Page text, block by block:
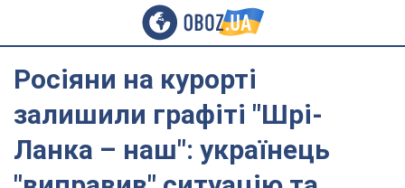
Росіяни на курорті
залишили графіті "Шрі-
Ланка – наш": українець